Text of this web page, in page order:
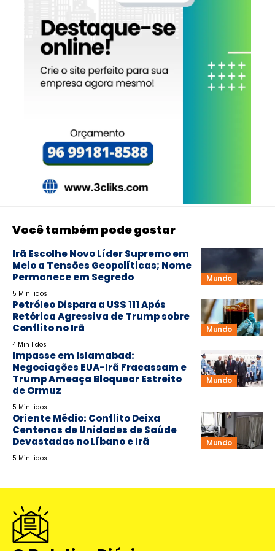
Você também pode gostar
Mundo
Irã Escolhe Novo Líder Supremo em
Meio a Tensões Geopolíticas; Nome
Permanece em Segredo
5 Min lidos
Mundo
Petróleo Dispara a US$ 111 Após
Retórica Agressiva de Trump sobre
Conflito no Irã
4 Min lidos
Mundo
Impasse em Islamabad:
Negociações EUA-Irã Fracassam e
Trump Ameaça Bloquear Estreito
de Ormuz
5 Min lidos
Mundo
Oriente Médio: Conflito Deixa
Centenas de Unidades de Saúde
Devastadas no Líbano e Irã
5 Min lidos